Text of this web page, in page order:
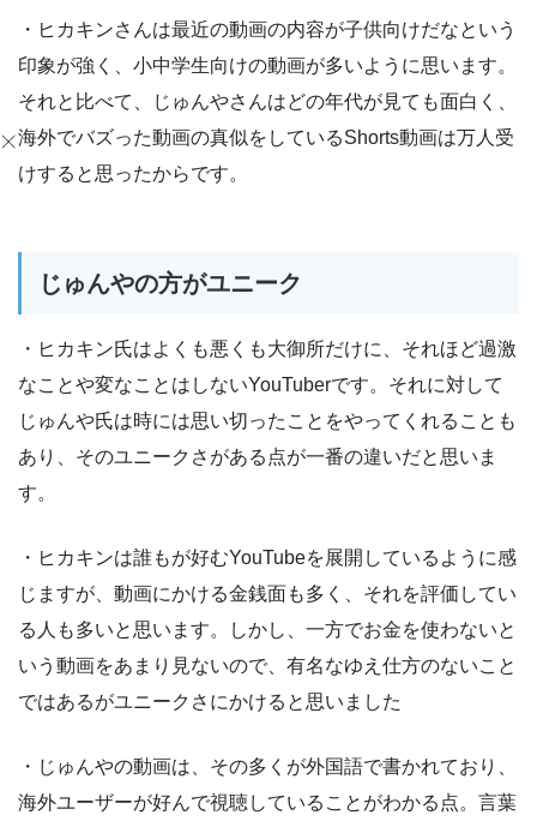
・ヒカキンさんは最近の動画の内容が子供向けだなという
印象が強く、小中学生向けの動画が多いように思います。
それと比べて、じゅんやさんはどの年代が見ても面白く、
海外でバズった動画の真似をしているShorts動画は万人受
けすると思ったからです。
じゅんやの方がユニーク
・ヒカキン氏はよくも悪くも大御所だけに、それほど過激
なことや変なことはしないYouTuberです。それに対して
じゅんや氏は時には思い切ったことをやってくれることも
あり、そのユニークさがある点が一番の違いだと思いま
す。
・ヒカキンは誰もが好むYouTubeを展開しているように感
じますが、動画にかける金銭面も多く、それを評価してい
る人も多いと思います。しかし、一方でお金を使わないと
いう動画をあまり見ないので、有名なゆえ仕方のないこと
ではあるがユニークさにかけると思いました
・じゅんやの動画は、その多くが外国語で書かれており、
海外ユーザーが好んで視聴していることがわかる点。言葉